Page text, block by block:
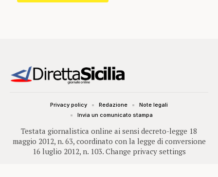
Testata giornalistica online ai sensi decreto-legge 18
maggio 2012, n. 63, coordinato con la legge di conversione
16 luglio 2012, n. 103. Change privacy settings
Privacy policy Redazione
Note legali
Invia un comunicato stampa